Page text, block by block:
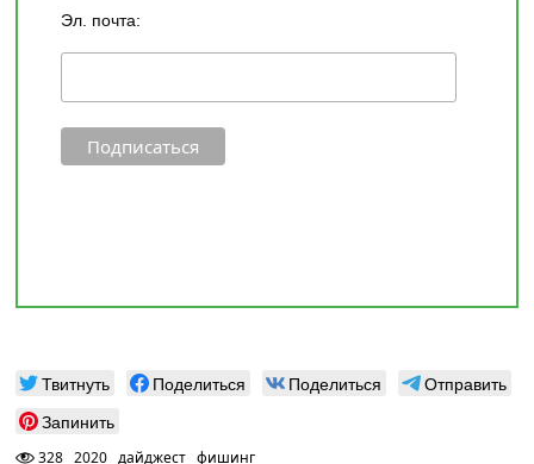
Эл. почта:
Твитнуть Поделиться Поделиться
Отправить
Запинить
328 2020 дайджест фишинг